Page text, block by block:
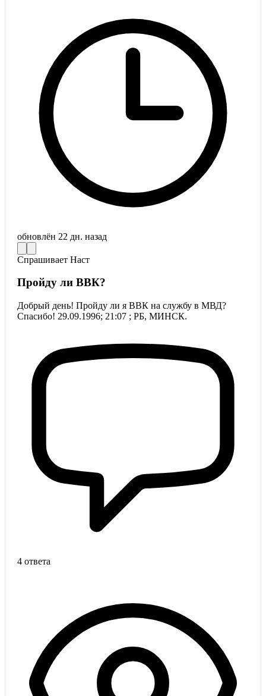
обновлён 22 дн. назад
Спрашивает Наст
Пройду ли ВВК?
Добрый день! Пройду ли я ВВК на службу в МВД?
Спасибо! 29.09.1996; 21:07 ; РБ, МИНСК.
4 ответа